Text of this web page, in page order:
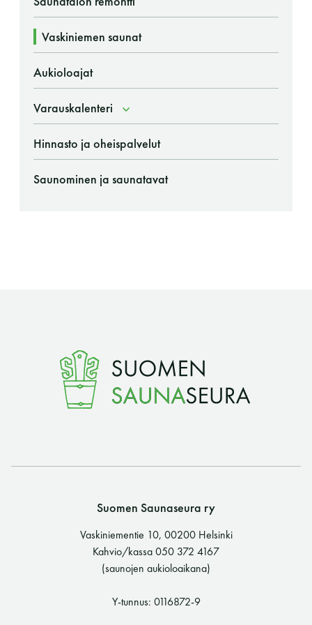
LUE LISÄÄ
Vaskiniemen saunat
Aukioloajat
Varauskalenteri
Hinnasto ja oheispalvelut
Saunominen ja saunatavat
Suomen Saunaseura ry
Vaskiniementie 10, 00200 Helsinki
Kahvio/kassa 050 372 4167
(saunojen aukioloaikana)
Y-tunnus: 0116872-9